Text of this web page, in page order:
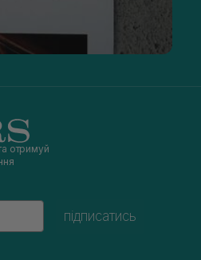
отримуй
підписатись